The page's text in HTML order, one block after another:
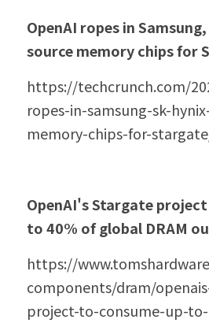
OpenAI ropes in
source memory chips for
https://techcrunch.com/
ropes-in-samsung-sk-
memory-chips-for-
OpenAI's Stargate
to 40% of global DRAM
https://
components/dram/
project-to-consume-up-